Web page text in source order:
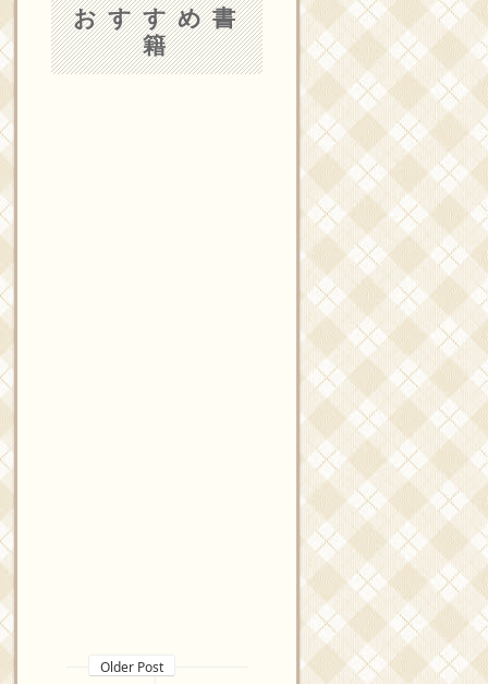
おすすめ書
籍
Older Post